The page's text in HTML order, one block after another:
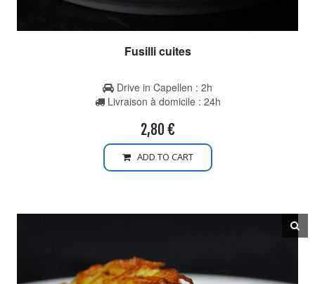
Fusilli cuites
Drive in Capellen : 2h
Livraison à domicile : 24h
2,80 €
ADD TO CART